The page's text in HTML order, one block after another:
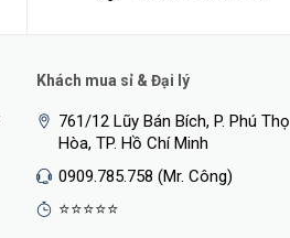
Khách mua sỉ & Đại lý
761/12 Lũy Bán Bích, P. Phú Thọ
Hòa, TP. Hồ Chí Minh
0909.785.758 (Mr. Công)
⭐⭐⭐⭐⭐